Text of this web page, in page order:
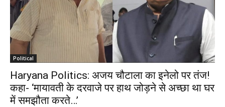
Political
Haryana Politics: अजय चौटाला का इनेलो पर तंज!
कहा- ‘मायावती के दरवाजे पर हाथ जोड़ने से अच्छा था घर
में समझौता करते…’